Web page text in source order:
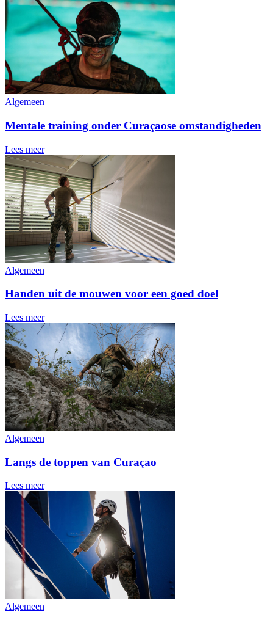
Algemeen
Mentale training onder Curaçaose omstandigheden
Lees meer
Algemeen
Handen uit de mouwen voor een goed doel
Lees meer
Algemeen
Langs de toppen van Curaçao
Lees meer
Algemeen